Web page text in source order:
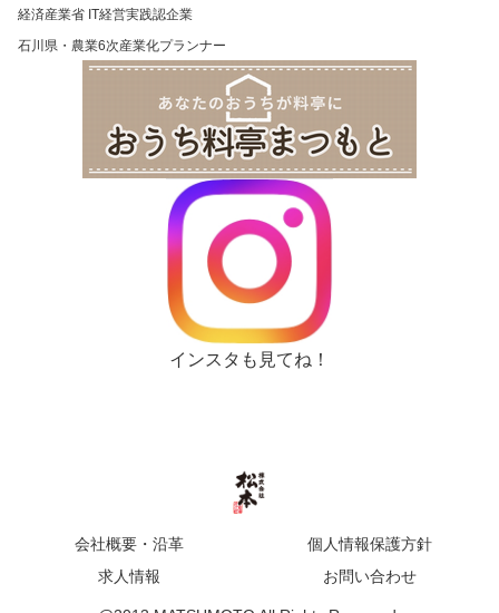
経済産業省 IT経営実践認企業
石川県・農業6次産業化プランナー
インスタも見てね！
会社概要・沿革
個人情報保護方針
求人情報
お問い合わせ